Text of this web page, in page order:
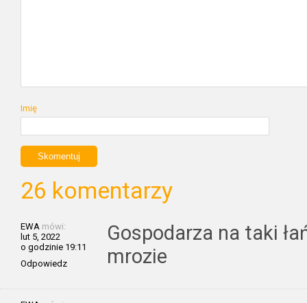
Imię
26 komentarzy
EWA mówi:
lut 5, 2022
o godzinie 19:11
Odpowiedz
Gospodarza na taki
mrozie